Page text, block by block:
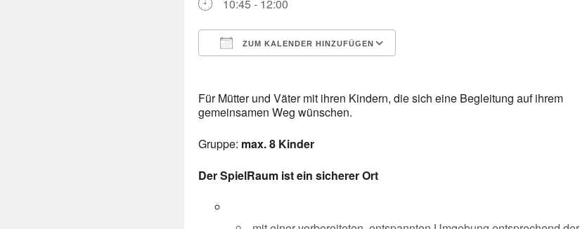
10:45 - 12:00
ZUM KALENDER HINZUFÜGEN
Für Mütter und Väter mit ihren Kindern, die sich eine Begleitung auf ihrem
gemeinsamen Weg wünschen.
Gruppe: max. 8 Kinder
Der SpielRaum ist ein sicherer Ort